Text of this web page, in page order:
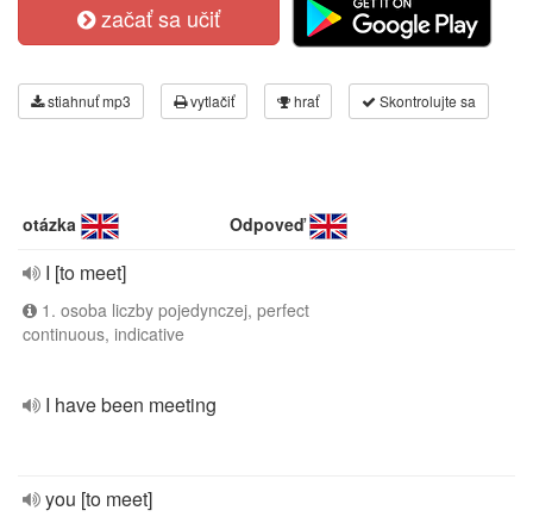
začať sa učiť
stiahnuť mp3 vytlačiť hrať Skontrolujte sa
otázka Odpoveď
I [to meet]
1. osoba liczby pojedynczej, perfect
continuous, indicative
I have been meeting
you [to meet]